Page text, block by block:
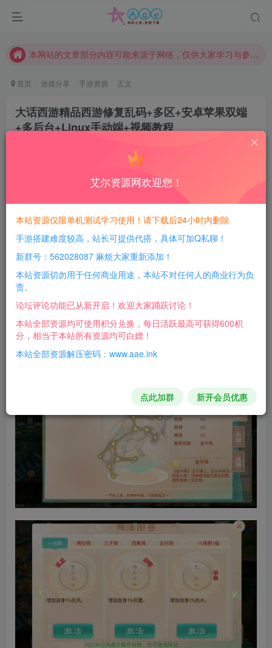
请勿相信任何评论区广告！以免上当受骗！
现在赞助会员享受专属折扣，详情点击此条公告。
请勿相信任何评论区广告！以免上当受骗！
首页 游戏分享 手游资源 正文
大话西游精品西游修复乱码+多区+安卓苹果双端
+多后台+Linux手动端+视频教程
每日活跃最高可获得600积分！所有资源可以使用
积分免费兑换！
艾尔资源网欢迎您！
本站资源仅限单机测试学习使用！请下载后24小时内删除
手游搭建难度较高，站长可提供代搭，具体可加Q私聊！
新群号：562028087 麻烦大家重新添加！
本站资源切勿用于任何商业用途，本站不对任何人的商业行为负
责。
论坛评论功能已从新开启！欢迎大家踊跃讨论！
本站全部资源均可使用积分兑换，每日活跃最高可获得600积
分，相当于本站所有资源均可白嫖！
本站全部资源解压密码：www.aae.ink
点此加群 新开会员优惠